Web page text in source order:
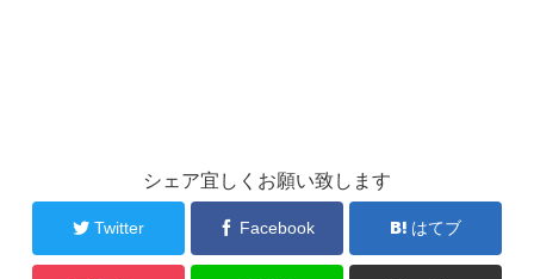
シェア宜しくお願い致します
Twitter Facebook はてブ